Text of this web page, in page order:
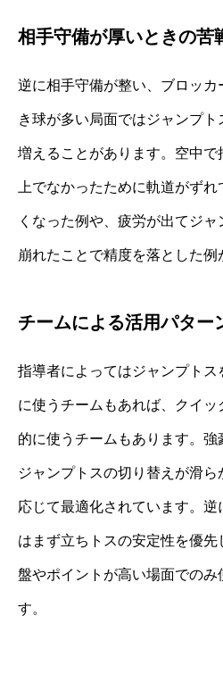
相手守備が厚いときの苦
逆に相手守備が整い、ブロッ
き球が多い局面ではジャンプ
増えることがあります。空中
上でなかったために軌道がず
くなった例や、疲労が出てジ
崩れたことで精度を落とした例
チームによる活用パター
指導者によってはジャンプト
に使うチームもあれば、クイ
的に使うチームもあります。強
ジャンプトスの切り替えが滑
応じて最適化されています。
はまず立ちトスの安定性を優
盤やポイントが高い場面での
す。